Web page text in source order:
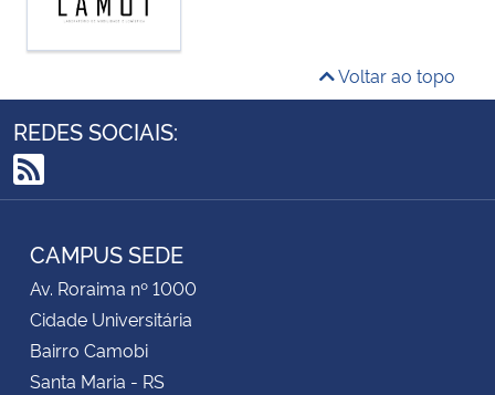
Voltar ao topo
REDES SOCIAIS:
RSS
CAMPUS SEDE
Av. Roraima nº 1000
Cidade Universitária
Bairro Camobi
Santa Maria - RS